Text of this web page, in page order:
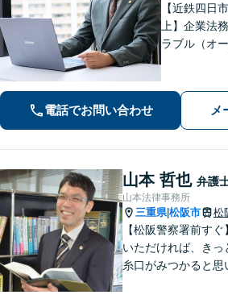
【近鉄四日
上】企業法
ラブル（オ
てまいりま
が強み】【
電話でお問い合わせ メ
山本 哲也 弁護
山本法律事務所
三重県|松阪市 松
【松阪警察署前す
いただければ、きっ
糸口がみつかると思